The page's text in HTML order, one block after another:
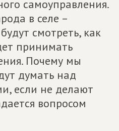
самоуправления.
в селе –
смотреть, как
принимать
Почему мы
думать над
если не делают
вопросом